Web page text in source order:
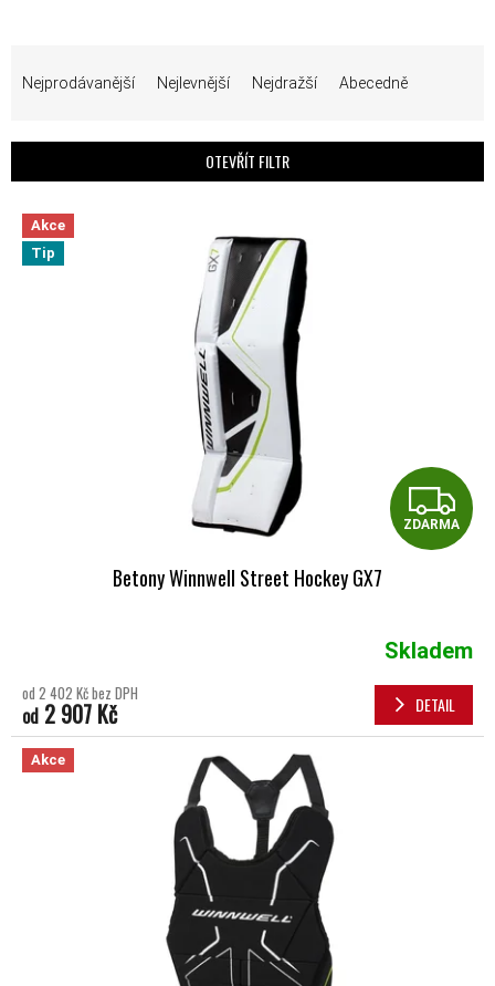
Nejprodávanější Nejlevnější Nejdražší Abecedně
OTEVŘÍT FILTR
VÝPIS PRODUKTŮ
Akce
Tip
ZDARMA
Betony Winnwell Street Hockey GX7
Skladem
od 2 402 Kč bez DPH
od 2 907 Kč DETAIL
Akce